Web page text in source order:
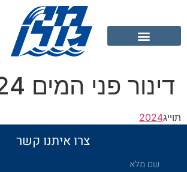
דינור פני המים 8.24
תוייג2024
צרו איתנו קשר